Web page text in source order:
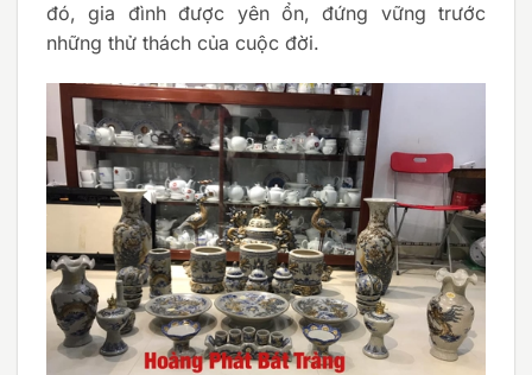
đó, gia đình được yên ổn, đứng vững trước
những thử thách của cuộc đời.